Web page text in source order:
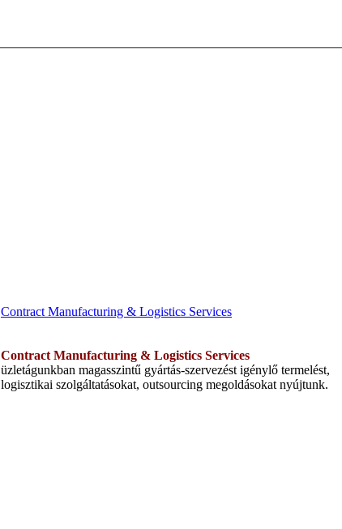
Contract Manufacturing & Logistics Services
Contract Manufacturing & Logistics Services
üzletágunkban magasszintű gyártás-szervezést igénylő termelést,
logisztikai szolgáltatásokat, outsourcing megoldásokat nyújtunk.